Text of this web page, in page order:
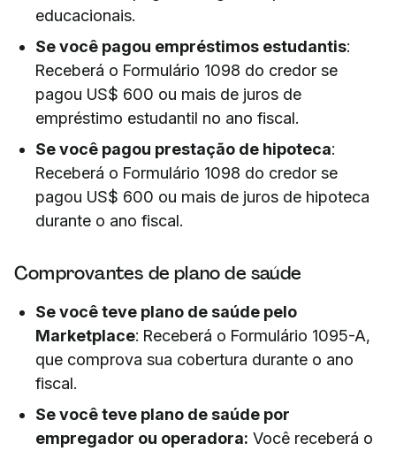
educacionais.
Se você pagou empréstimos estudantis:
Receberá o Formulário 1098 do credor se
pagou US$ 600 ou mais de juros de
empréstimo estudantil no ano fiscal.
Se você pagou prestação de hipoteca:
Receberá o Formulário 1098 do credor se
pagou US$ 600 ou mais de juros de hipoteca
durante o ano fiscal.
Comprovantes de plano de saúde
Se você teve plano de saúde pelo
Marketplace: Receberá o Formulário 1095-A,
que comprova sua cobertura durante o ano
fiscal.
Se você teve plano de saúde por
empregador ou operadora: Você receberá o